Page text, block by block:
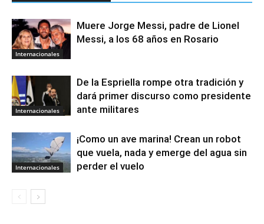
Internacionales
Muere Jorge Messi, padre de Lionel
Messi, a los 68 años en Rosario
Internacionales
De la Espriella rompe otra tradición y
dará primer discurso como presidente
ante militares
Internacionales
¡Como un ave marina! Crean un robot
que vuela, nada y emerge del agua sin
perder el vuelo